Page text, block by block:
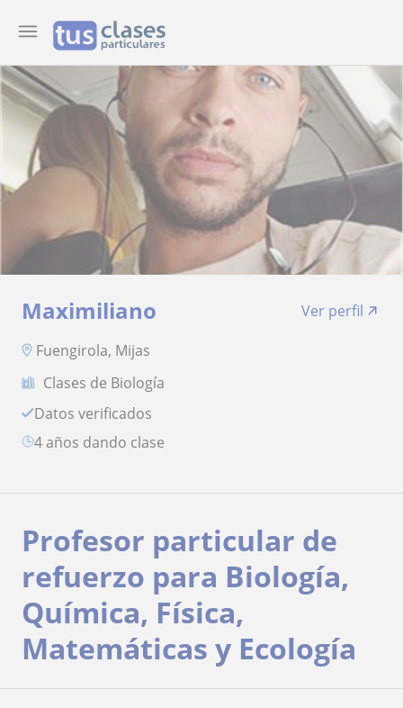
Maximiliano
Ver perfil
Fuengirola, Mijas
Clases de Biología
Datos verificados
4 años dando clase
Profesor particular de
refuerzo para Biología,
Química, Física,
Matemáticas y Ecología